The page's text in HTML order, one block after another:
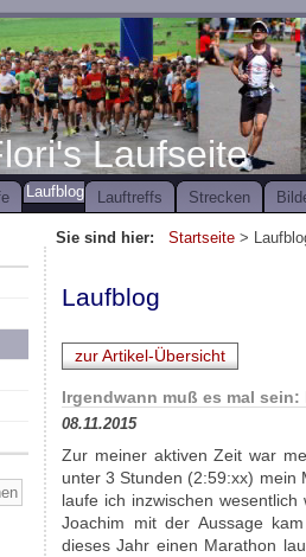
Laufseite
Laufblog Lauftreffs Strecken
Sie sind hier:Startseite >
Laufblog
zur Artikel-Übersicht
Irgendwann muß es mal
08.11.2015
Zur meiner aktiven Zeit war
unter 3 Stunden (2:59:xx) mein
laufe ich inzwischen
Joachim mit der Aussage
dieses Jahr einen Marathon